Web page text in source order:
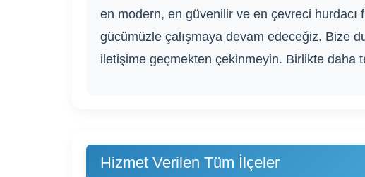
en modern, en güvenilir ve en çevreci hurdacı
gücümüzle çalışmaya devam edeceğiz. Bize
iletişime geçmekten çekinmeyin. Birlikte daha
Hizmet Verilen Tüm İlçeler